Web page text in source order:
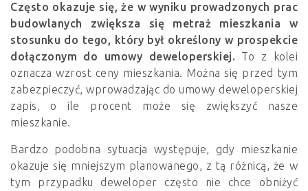
Często okazuje się, że w wyniku prowadzonych prac
budowlanych zwiększa się metraż mieszkania w
stosunku do tego, który był określony w prospekcie
dołączonym do umowy deweloperskiej. To z kolei
oznacza wzrost ceny mieszkania. Można się przed tym
zabezpieczyć, wprowadzając do umowy deweloperskiej
zapis, o ile procent może się zwiększyć nasze
mieszkanie.
Bardzo podobna sytuacja występuje, gdy mieszkanie
okazuje się mniejszym planowanego, z tą różnicą, że w
tym przypadku deweloper często nie chce obniżyć